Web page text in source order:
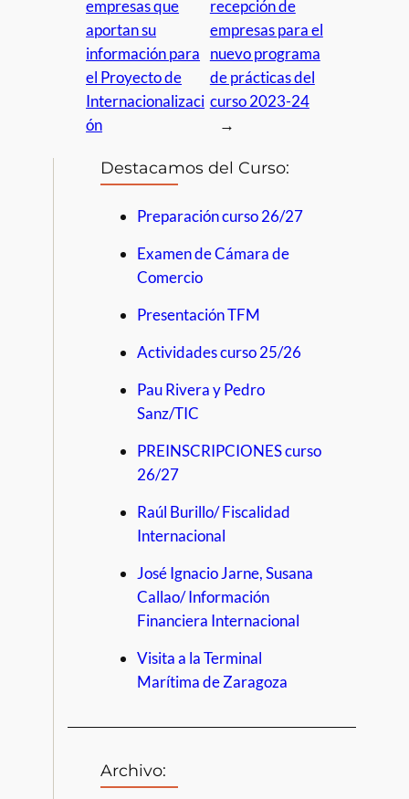
empresas que
aportan su
información para
el Proyecto de
Internacionalizaci
ón
recepción de
empresas para el
nuevo programa
de prácticas del
curso 2023-24
→
Destacamos del Curso:
Preparación curso 26/27
Examen de Cámara de
Comercio
Presentación TFM
Actividades curso 25/26
Pau Rivera y Pedro
Sanz/TIC
PREINSCRIPCIONES curso
26/27
Raúl Burillo/ Fiscalidad
Internacional
José Ignacio Jarne, Susana
Callao/ Información
Financiera Internacional
Visita a la Terminal
Marítima de Zaragoza
Archivo: